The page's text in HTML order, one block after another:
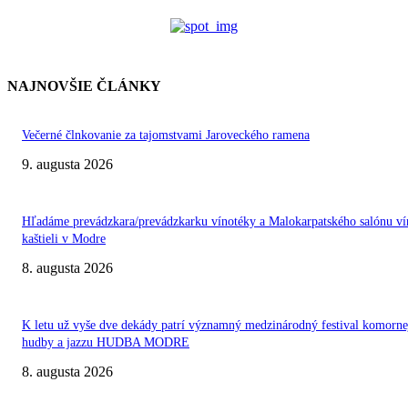
NAJNOVŠIE ČLÁNKY
Večerné člnkovanie za tajomstvami Jaroveckého ramena
9. augusta 2026
Hľadáme prevádzkara/prevádzkarku vínotéky a Malokarpatského salónu
kaštieli v Modre
8. augusta 2026
K letu už vyše dve dekády patrí významný medzinárodný festival
hudby a jazzu HUDBA MODRE
8. augusta 2026